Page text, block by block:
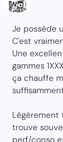
Je possède
C'est
Une
gammes
ça chauffe
Légèrement
trouve
perf/conso